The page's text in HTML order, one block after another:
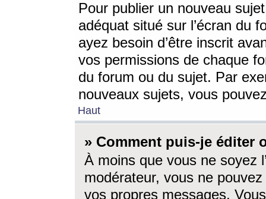
Pour publier un nouveau
adéquat situé sur l’écran du
ayez besoin d’être inscrit
vos permissions de chaque
du forum ou du sujet. Par
nouveaux sujets, vous
Haut
» Comment puis-je éditer
À moins que vous ne soyez
modérateur, vous ne
vos propres messages.